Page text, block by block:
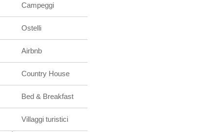
Campeggi
Ostelli
Airbnb
Country House
Bed & Breakfast
Villaggi turistici